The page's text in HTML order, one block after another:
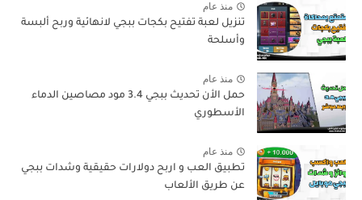
منذ عام
تنزيل لعبة تفتيح بكجات ببجي لانهائية وربح ألبسة
وأسلحة
منذ عام
حمل الأن تحديث ببجي 3.4 مود مصاصين الدماء
الأسطوري
منذ عام
تطبيق العب و اربح دولارات حقيقية وشدات ببجي
عن طريق الألعاب